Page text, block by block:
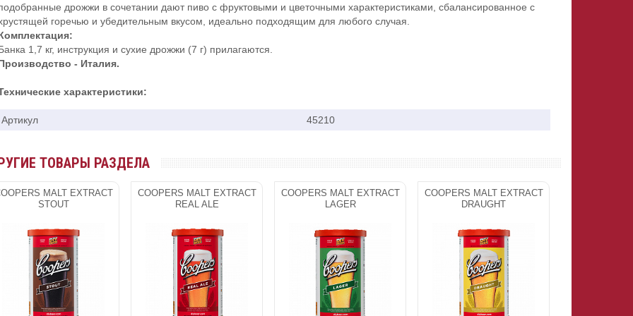
дрожжи в сочетании дают пиво с фруктовыми и цветочными характеристиками, сбалансированное с
горечью и убедительным вкусом, идеально подходящим для любого случая.
1,7 кг, инструкция и сухие дрожжи (7 г) прилагаются.
- Италия.
характеристики:
Артикул 45210
ТОВАРЫ РАЗДЕЛА
MALT EXTRACT
STOUT
COOPERS MALT EXTRACT
REAL ALE
COOPERS MALT EXTRACT
LAGER
COOPERS MALT EXTRACT
DRAUGHT